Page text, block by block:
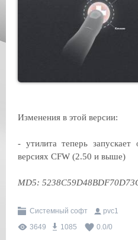
Изменения в этой версии:
- утилита теперь
версиях CFW (2.50 и выше)
MD5:
Системный софт
pvc1
3649
1085 0.0/0